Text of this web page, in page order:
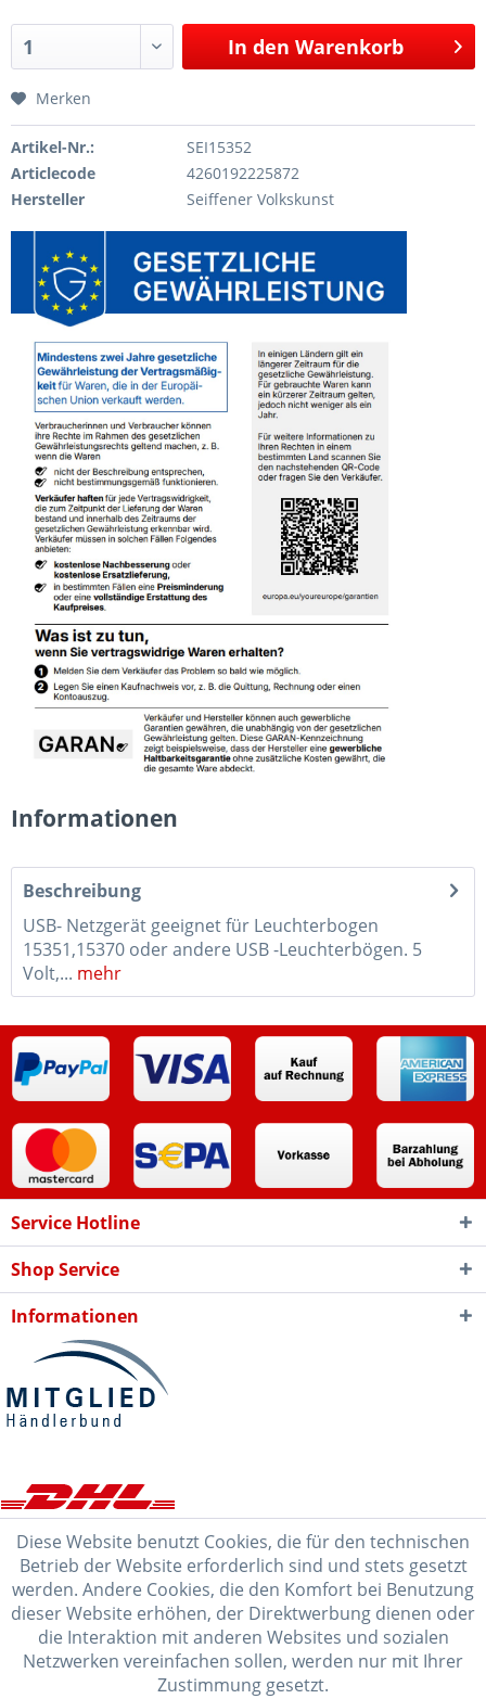
In den Warenkorb
Merken
Artikel-Nr.:
SEI15352
Articlecode
4260192225872
Hersteller
Seiffener Volkskunst
Informationen
Beschreibung
USB- Netzgerät geeignet für Leuchterbogen
15351,15370 oder andere USB -Leuchterbögen. 5
Volt,... mehr
Service Hotline
Shop Service
Informationen
Diese Website benutzt Cookies, die für den technischen
Betrieb der Website erforderlich sind und stets gesetzt
werden. Andere Cookies, die den Komfort bei Benutzung
dieser Website erhöhen, der Direktwerbung dienen oder
die Interaktion mit anderen Websites und sozialen
Netzwerken vereinfachen sollen, werden nur mit Ihrer
Zustimmung gesetzt.